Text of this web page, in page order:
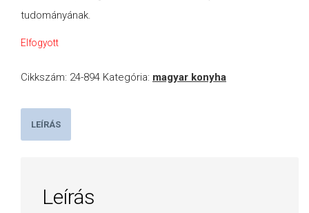
tudományának.
Elfogyott
Cikkszám: 24-894 Kategória: magyar konyha
LEÍRÁS
Leírás